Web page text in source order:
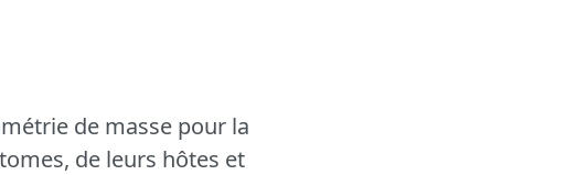
de masse pour la
de leurs hôtes et